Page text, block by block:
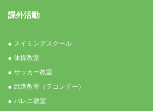
課外活動
● スイミングスクール
● 体操教室
● サッカー教室
● 武道教室（テコンドー）
● バレエ教室